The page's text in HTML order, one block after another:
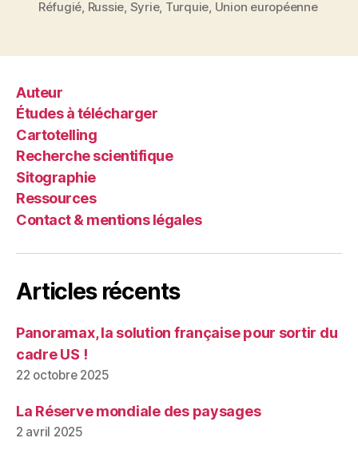
Réfugié, Russie, Syrie, Turquie, Union européenne
Auteur
Études à télécharger
Cartotelling
Recherche scientifique
Sitographie
Ressources
Contact & mentions légales
Articles récents
Panoramax, la solution française pour sortir du
cadre US !
22 octobre 2025
La Réserve mondiale des paysages
2 avril 2025